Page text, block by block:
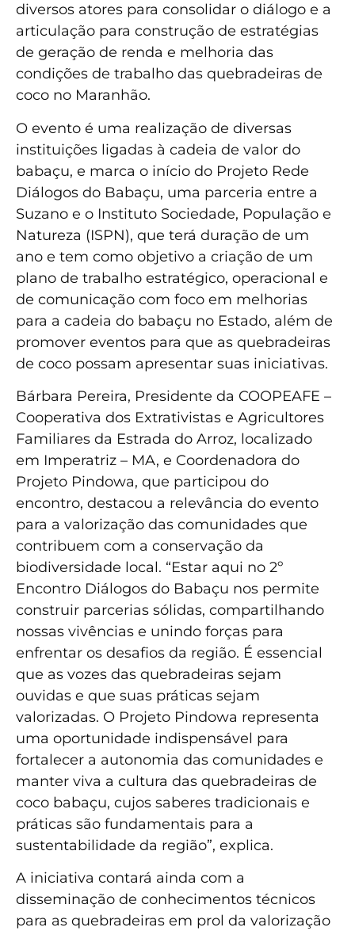
diversos atores para consolidar o diálogo e a
articulação para construção de estratégias
de geração de renda e melhoria das
condições de trabalho das quebradeiras de
coco no Maranhão.
O evento é uma realização de diversas
instituições ligadas à cadeia de valor do
babaçu, e marca o início do Projeto Rede
Diálogos do Babaçu, uma parceria entre a
Suzano e o Instituto Sociedade, População e
Natureza (ISPN), que terá duração de um
ano e tem como objetivo a criação de um
plano de trabalho estratégico, operacional e
de comunicação com foco em melhorias
para a cadeia do babaçu no Estado, além de
promover eventos para que as quebradeiras
de coco possam apresentar suas iniciativas.
Bárbara Pereira, Presidente da COOPEAFE –
Cooperativa dos Extrativistas e Agricultores
Familiares da Estrada do Arroz, localizado
em Imperatriz – MA, e Coordenadora do
Projeto Pindowa, que participou do
encontro, destacou a relevância do evento
para a valorização das comunidades que
contribuem com a conservação da
biodiversidade local. “Estar aqui no 2º
Encontro Diálogos do Babaçu nos permite
construir parcerias sólidas, compartilhando
nossas vivências e unindo forças para
enfrentar os desafios da região. É essencial
que as vozes das quebradeiras sejam
ouvidas e que suas práticas sejam
valorizadas. O Projeto Pindowa representa
uma oportunidade indispensável para
fortalecer a autonomia das comunidades e
manter viva a cultura das quebradeiras de
coco babaçu, cujos saberes tradicionais e
práticas são fundamentais para a
sustentabilidade da região”, explica.
A iniciativa contará ainda com a
disseminação de conhecimentos técnicos
para as quebradeiras em prol da valorização